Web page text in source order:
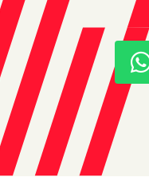
TAXA ZERO
PESSOA FÍSICA
DE R$ 104.728,61
DE R$ 2.759,00